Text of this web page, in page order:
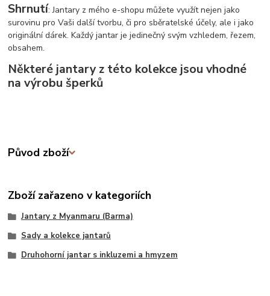
Shrnutí: Jantary z mého e-shopu můžete využít nejen jako
surovinu pro Vaši další tvorbu, či pro sběratelské účely, ale i jako
originální dárek. Každý jantar je jedinečný svým vzhledem, řezem,
obsahem.
Některé jantary z této kolekce jsou vhodné
na výrobu šperků
Původ zboží
Zboží zařazeno v kategoriích
Jantary z Myanmaru (Barma)
Sady a kolekce jantarů
Druhohorní jantar s inkluzemi a hmyzem